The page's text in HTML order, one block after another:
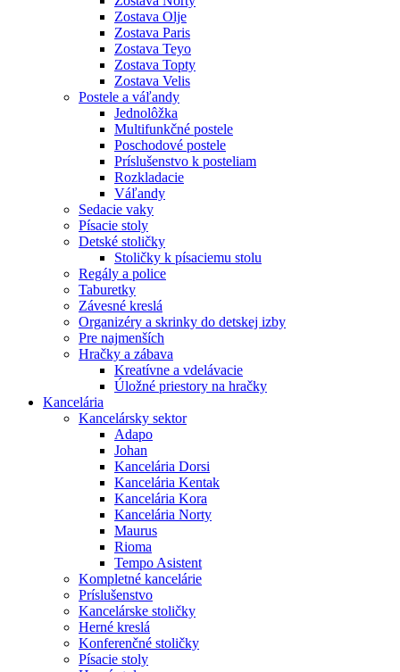
Zostava Olje
Zostava Paris
Zostava Teyo
Zostava Topty
Zostava Velis
Postele a váľandy
Jednolôžka
Multifunkčné postele
Poschodové postele
Príslušenstvo k posteliam
Rozkladacie
Váľandy
Sedacie vaky
Písacie stoly
Detské stoličky
Stoličky k písaciemu stolu
Regály a police
Taburetky
Závesné kreslá
Organizéry a skrinky do detskej izby
Pre najmenších
Hračky a zábava
Kreatívne a vdelávacie
Úložné priestory na hračky
Kancelária
Kancelársky sektor
Adapo
Johan
Kancelária Dorsi
Kancelária Kentak
Kancelária Kora
Kancelária Norty
Maurus
Rioma
Tempo Asistent
Kompletné kancelárie
Príslušenstvo
Kancelárske stoličky
Herné kreslá
Konferenčné stoličky
Písacie stoly